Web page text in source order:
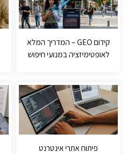
קידום GEO – המדריך המלא
לאופטימיזציה במנועי חיפוש
פיתוח אתרי אינטרנט